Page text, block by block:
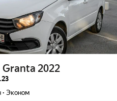
2022
· Эконом